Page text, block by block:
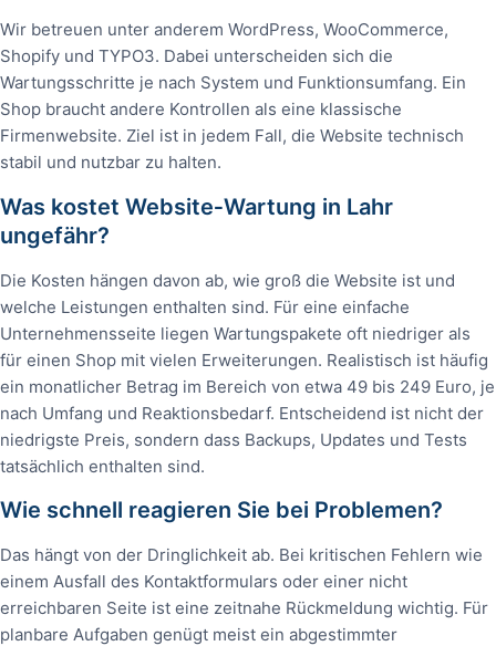
Wir betreuen unter anderem WordPress, WooCommerce,
Shopify und TYPO3. Dabei unterscheiden sich die
Wartungsschritte je nach System und Funktionsumfang. Ein
Shop braucht andere Kontrollen als eine klassische
Firmenwebsite. Ziel ist in jedem Fall, die Website technisch
stabil und nutzbar zu halten.
Was kostet Website‑Wartung in Lahr
ungefähr?
Die Kosten hängen davon ab, wie groß die Website ist und
welche Leistungen enthalten sind. Für eine einfache
Unternehmensseite liegen Wartungspakete oft niedriger als
für einen Shop mit vielen Erweiterungen. Realistisch ist häufig
ein monatlicher Betrag im Bereich von etwa 49 bis 249 Euro, je
nach Umfang und Reaktionsbedarf. Entscheidend ist nicht der
niedrigste Preis, sondern dass Backups, Updates und Tests
tatsächlich enthalten sind.
Wie schnell reagieren Sie bei Problemen?
Das hängt von der Dringlichkeit ab. Bei kritischen Fehlern wie
einem Ausfall des Kontaktformulars oder einer nicht
erreichbaren Seite ist eine zeitnahe Rückmeldung wichtig. Für
planbare Aufgaben genügt meist ein abgestimmter